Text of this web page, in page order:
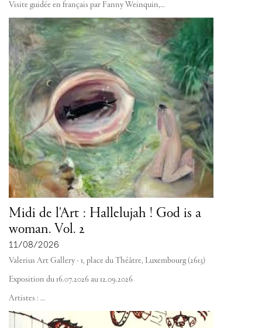
Visite guidée en français par Fanny Weinquin,…
Midi de l'Art : Hallelujah ! God is a
woman. Vol. 2
11/08/2026
Valerius Art Gallery - 1, place du Théâtre, Luxembourg (2613)
Exposition du 16.07.2026 au 12.09.2026
Artistes : …